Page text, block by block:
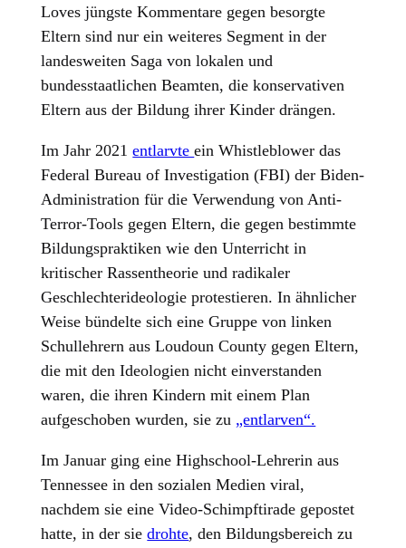
Loves jüngste Kommentare gegen besorgte
Eltern sind nur ein weiteres Segment in der
landesweiten Saga von lokalen und
bundesstaatlichen Beamten, die konservativen
Eltern aus der Bildung ihrer Kinder drängen.
Im Jahr 2021entlarvteein Whistleblower das
Federal Bureau of Investigation (FBI) der Biden-
Administration für die Verwendung von Anti-
Terror-Tools gegen Eltern, die gegen bestimmte
Bildungspraktiken wie den Unterricht in
kritischer Rassentheorie und radikaler
Geschlechterideologie protestieren. In ähnlicher
Weise bündelte sich eine Gruppe von linken
Schullehrern aus Loudoun County gegen Eltern,
die mit den Ideologien nicht einverstanden
waren, die ihren Kindern mit einem Plan
aufgeschoben wurden, sie zu „entlarven“.
Im Januar ging eine Highschool-Lehrerin aus
Tennessee in den sozialen Medien viral,
nachdem sie eine Video-Schimpftirade gepostet
hatte, in der siedrohte, den Bildungsbereich zu